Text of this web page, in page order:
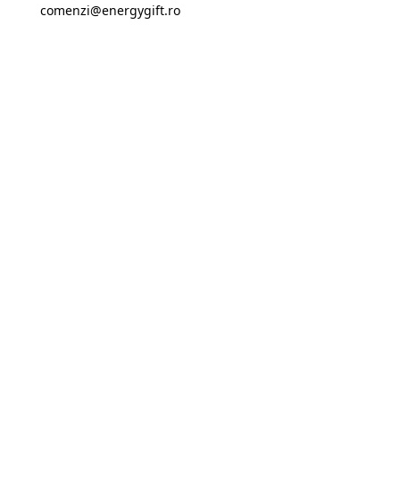
comenzi@energygift.ro